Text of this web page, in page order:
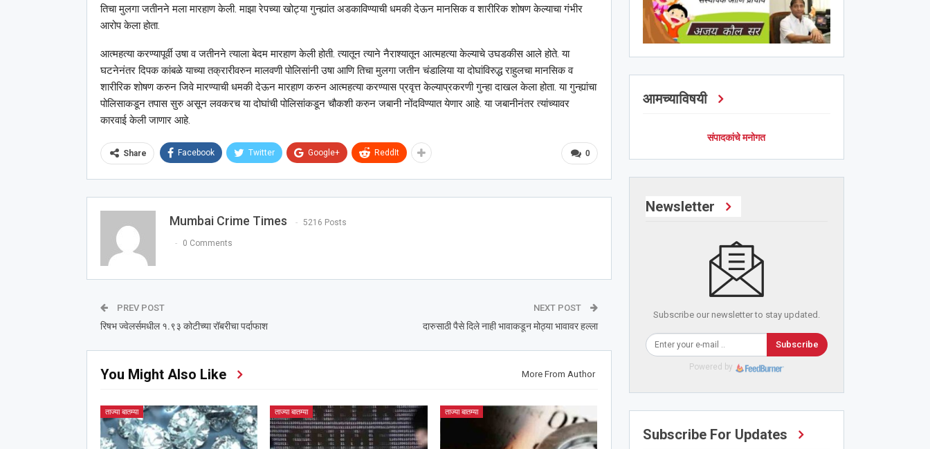
तिचा मुलगा जतीनने मला मारहाण केली. माझा रेपच्या खोट्या गुन्ह्यांत अडकाविण्याची धमकी देऊन मानसिक व शारीरिक शोषण केल्याचा गंभीर
आरोप केला होता.
आत्महत्या करण्यापूर्वी उषा व जतीनने त्याला बेदम मारहाण केली होती. त्यातून त्याने नैराश्यातून आत्महत्या केल्याचे उघडकीस आले होते. या
घटनेनंतर दिपक कांबळे याच्या तक्रारीवरुन मालवणी पोलिसांनी उषा आणि तिचा मुलगा जतीन चंडालिया या दोघांविरुद्ध राहुलचा मानसिक व
शारीरिक शोषण करुन जिवे मारण्याची धमकी देऊन मारहाण करुन आत्महत्या करण्यास प्रवृत्त केल्याप्रकरणी गुन्हा दाखल केला होता. या गुन्ह्यांचा
पोलिसाकडून तपास सुरु असून लवकरच या दोघांची पोलिसांकडून चौकशी करुन जबानी नोंदविण्यात येणार आहे. या जबानीनंतर त्यांच्यावर
कारवाई केली जाणार आहे.
0
Share Facebook Twitter Google+ ReddIt
Mumbai Crime Times 5216 Posts
0 Comments
PREV POST
रिषभ ज्वेलर्समधील १.९३ कोटीच्या रॉबरीचा पर्दाफाश
NEXT POST
दारुसाठी पैसे दिले नाही भावाकडून मोठ्या भावावर हल्ला
You Might Also Like More From Author
ताज्या बातम्या ताज्या बातम्या ताज्या बातम्या
आमच्याविषयी
संपादकांचे मनोगत
Newsletter
Subscribe our newsletter to stay updated.
Subscribe
Powered by
Subscribe For Updates